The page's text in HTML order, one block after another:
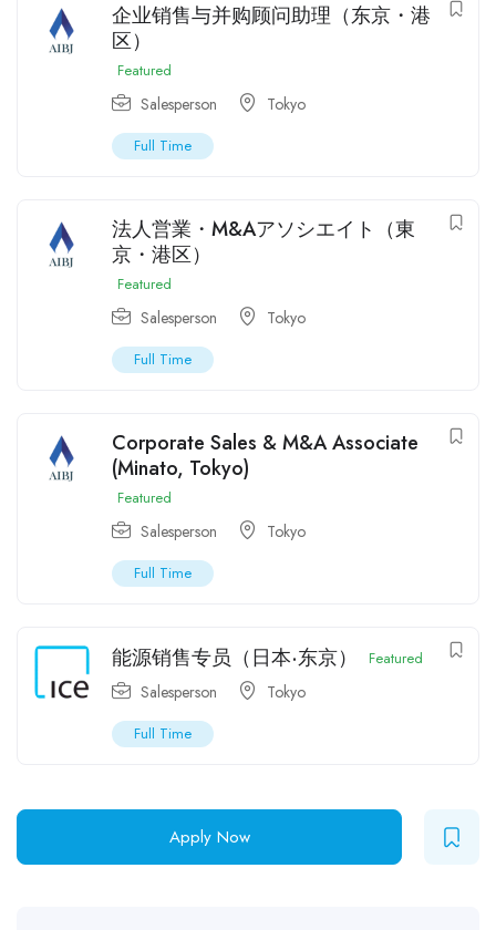
企业销售与并购顾问助理（东京・港
区）
Featured
Salesperson Tokyo
Full Time
法人営業・M&Aアソシエイト（東
京・港区）
Featured
Salesperson Tokyo
Full Time
Corporate Sales & M&A Associate
(Minato, Tokyo)
Featured
Salesperson Tokyo
Full Time
能源销售专员（日本·东京） Featured
Salesperson Tokyo
Full Time
Apply Now